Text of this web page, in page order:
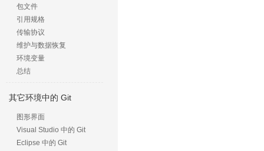
包文件
引用规格
传输协议
维护与数据恢复
环境变量
总结
其它环境中的 Git
图形界面
Visual Studio 中的 Git
Eclipse 中的 Git